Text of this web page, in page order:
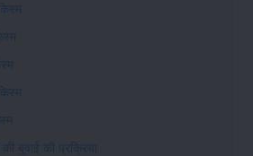
बुवाई की प्रक्रिया